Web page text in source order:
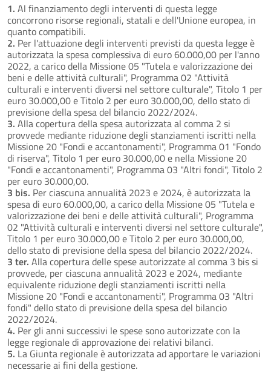
1. Al finanziamento degli interventi di questa legge
concorrono risorse regionali, statali e dell'Unione europea, in
quanto compatibili.
2. Per l'attuazione degli interventi previsti da questa legge è
autorizzata la spesa complessiva di euro 60.000,00 per l'anno
2022, a carico della Missione 05 "Tutela e valorizzazione dei
beni e delle attività culturali", Programma 02 "Attività
culturali e interventi diversi nel settore culturale", Titolo 1 per
euro 30.000,00 e Titolo 2 per euro 30.000,00, dello stato di
previsione della spesa del bilancio 2022/2024.
3. Alla copertura della spesa autorizzata al comma 2 si
provvede mediante riduzione degli stanziamenti iscritti nella
Missione 20 "Fondi e accantonamenti", Programma 01 "Fondo
di riserva", Titolo 1 per euro 30.000,00 e nella Missione 20
"Fondi e accantonamenti", Programma 03 "Altri fondi", Titolo 2
per euro 30.000,00.
3 bis. Per ciascuna annualità 2023 e 2024, è autorizzata la
spesa di euro 60.000,00, a carico della Missione 05 "Tutela e
valorizzazione dei beni e delle attività culturali", Programma
02 "Attività culturali e interventi diversi nel settore culturale",
Titolo 1 per euro 30.000,00 e Titolo 2 per euro 30.000,00,
dello stato di previsione della spesa del bilancio 2022/2024.
3 ter. Alla copertura delle spese autorizzate al comma 3 bis si
provvede, per ciascuna annualità 2023 e 2024, mediante
equivalente riduzione degli stanziamenti iscritti nella
Missione 20 "Fondi e accantonamenti", Programma 03 "Altri
fondi" dello stato di previsione della spesa del bilancio
2022/2024.
4. Per gli anni successivi le spese sono autorizzate con la
legge regionale di approvazione dei relativi bilanci.
5. La Giunta regionale è autorizzata ad apportare le variazioni
necessarie ai fini della gestione.